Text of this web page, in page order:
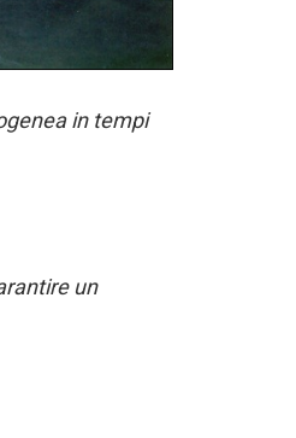
in tempi
un